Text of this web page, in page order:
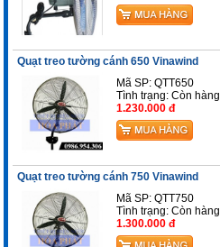
Quạt treo tường cánh 650 Vinawind
Mã SP: QTT650
Tình trạng:Còn hàng
1.230.000 đ
Quạt treo tường cánh 750 Vinawind
Mã SP: QTT750
Tình trạng:Còn hàng
1.300.000 đ